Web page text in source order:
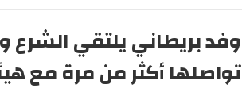
وفد بريطاني يلتقي
تواصلها أكثر من مرة مع